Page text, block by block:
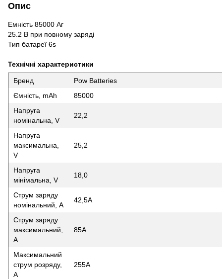
Опис
Емність 85000 Аг
25.2 В при повному заряді
Тип батареї 6s
Технічні характеристики
Бренд
Pow Batteries
Ємність, mAh
85000
Напруга
номінальна, V
22,2
Напруга
максимальна,
V
25,2
Напруга
мінімальна, V
18,0
Струм заряду
номінальний, А
42,5A
Струм заряду
максимальний,
А
85А
Максимальний
струм розряду,
A
255A